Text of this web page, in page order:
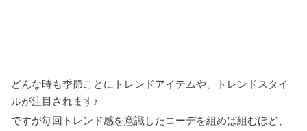
どんな時も季節ことにトレンドアイテムや、トレンドスタイ
ルが注目されます♪
ですが毎回トレンド感を意識したコーデを組めば組むほど、